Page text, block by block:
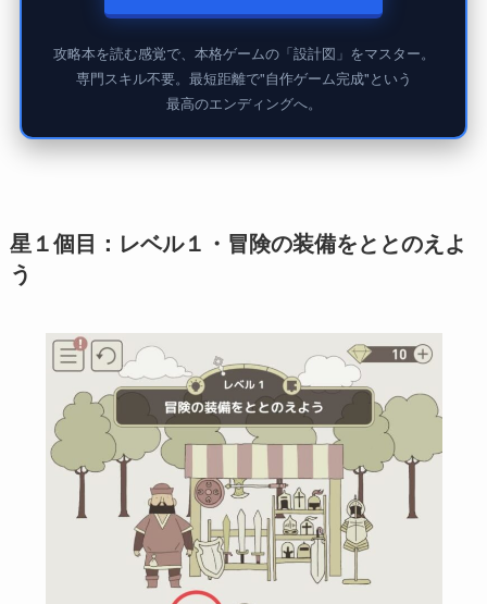
攻略本を読む感覚で、本格ゲームの「設計図」をマスター。
専門スキル不要。最短距離で"自作ゲーム完成"という
最高のエンディングへ。
星１個目：レベル１・冒険の装備をととのえよ
う